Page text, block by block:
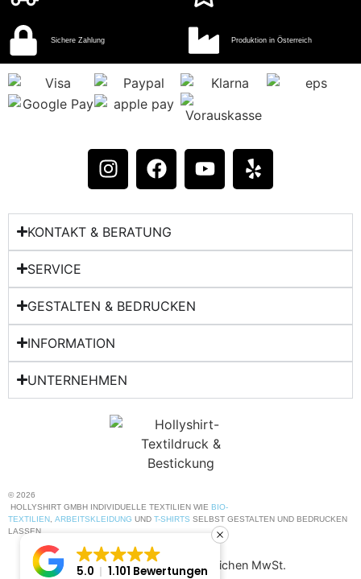
Sichere Zahlung Produktion in Österreich
KONTAKT & BERATUNG​
SERVICE
GESTALTEN & BEDRUCKEN
INFORMATION
UNTERNEHMEN
© 2026
HOLLYSHIRT GMBH INDIVIDUELLE TEXTILIEN WIE BIO-
TEXTILIEN ARBEITSKLEIDUNG UND T-SHIRTS SELBST GESTALTEN UND BEDRUCKEN
LASSEN
Alle Preise inkl. der gesetzlichen MwSt.
5.0 1.101 Bewertungen